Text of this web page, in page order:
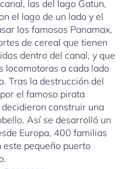
las del lago Gatun,
el lago de un lado y el
los famosos Panamax,
de cereal que tienen
dentro del canal, y que
locomotoras a cada lado
Tras la destrucción del
el famoso pirata
construir una
Así se desarrolló un
Europa, 400 familias
pequeño puerto